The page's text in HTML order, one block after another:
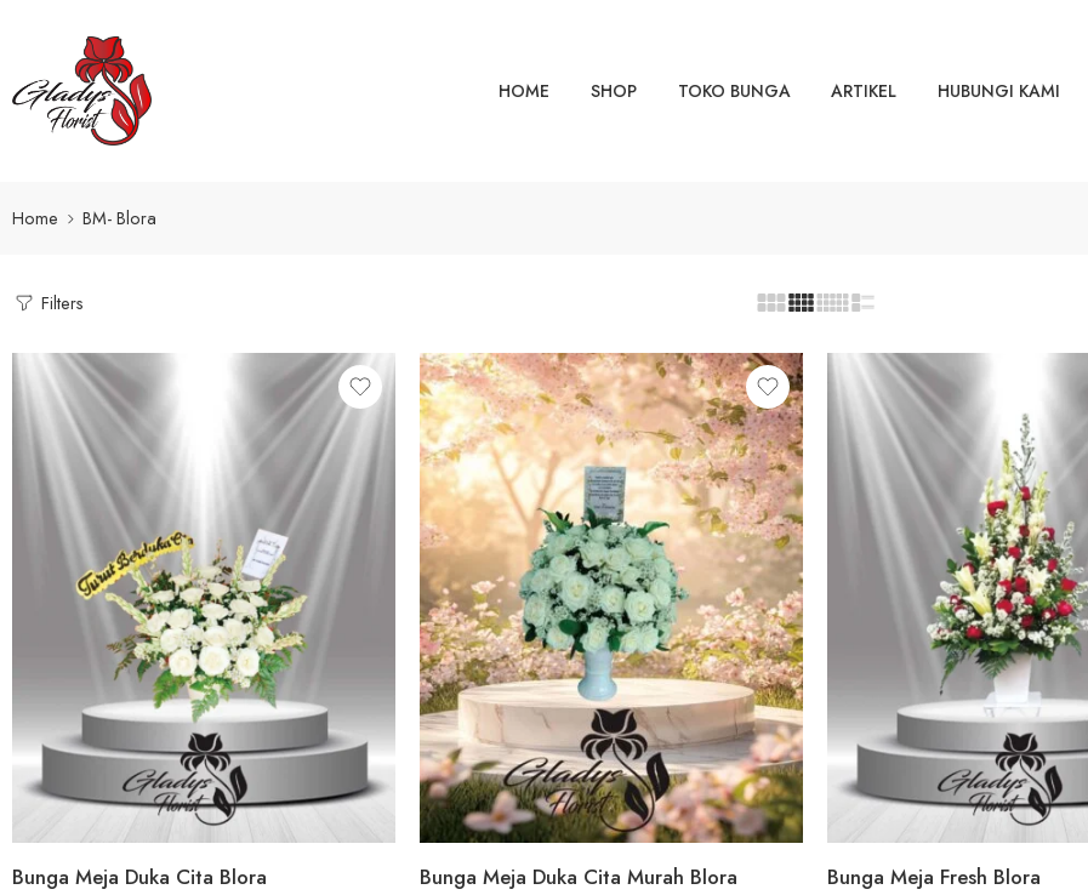
HOME SHOP TOKO BUNGA ARTIKEL HUBUNGI KAMI
Home BM- Blora
Filters
Bunga Meja Duka Cita Blora Bunga Meja Duka Cita Murah Blora Bunga Meja Fresh Blora